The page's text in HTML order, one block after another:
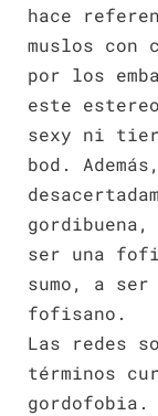
hace
muslos
por los
este
sexy ni
bod.
ser una
sumo, a ser
fofisano.
Las redes
términos
gordofobia.